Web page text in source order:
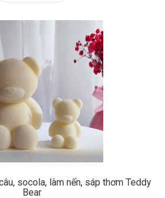
socola, làm nến, sáp thơm Teddy
Bear